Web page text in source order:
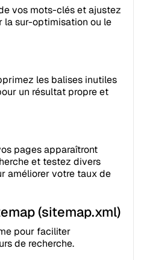
vos mots-clés et ajustez
la sur-optimisation ou le
les balises inutiles
un résultat propre et
pages apparaîtront
et testez divers
améliorer votre taux de
(sitemap.xml)
pour faciliter
de recherche.